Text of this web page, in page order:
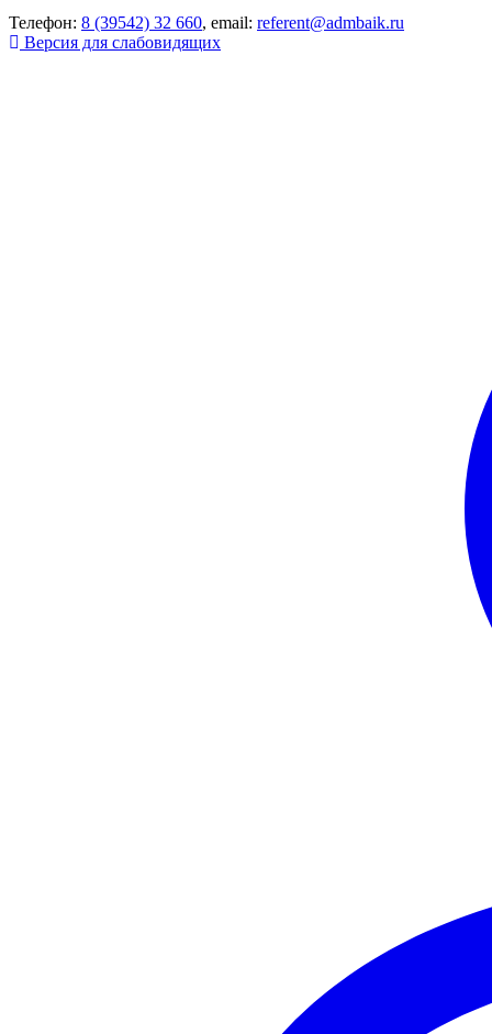
Телефон: 8 (39542) 32 660, email: referent@admbaik.ru
Версия для слабовидящих